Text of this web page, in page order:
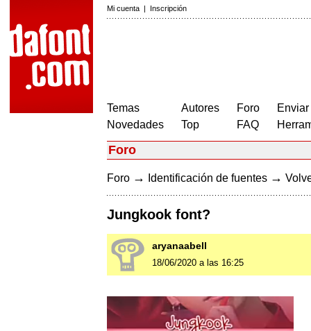
Mi cuenta | Inscripción
Temas
Novedades
Autores
Top
Foro
FAQ
Foro
Foro → Identificación de fuentes →
Jungkook font?
aryanaabell
18/06/2020 a las 16:25